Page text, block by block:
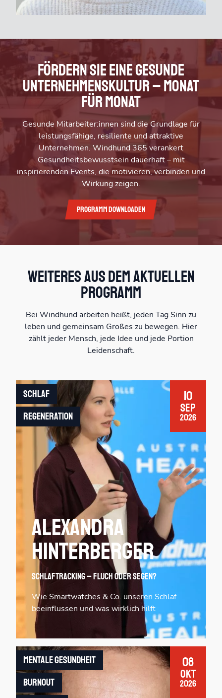
Fördern Sie eine gesunde
Unternehmenskultur – Monat
für Monat
Gesunde Mitarbeiter:innen sind die Grundlage für
leistungsfähige, resiliente und attraktive
Unternehmen. Windhund 365 verankert
Gesundheitsbewusstsein dauerhaft – mit
inspirierenden Events, die motivieren, verbinden und
Wirkung zeigen.
Programm downloaden
Weiteres aus dem aktuellen
Programm
Bei Windhund arbeiten heißt, jeden Tag Sinn zu
leben und gemeinsam Großes zu bewegen. Hier
zählt jeder Mensch, jede Idee und jede Portion
Leidenschaft.
10
Sep
2026
Schlaf
Regeneration
Alexandra
Hinterberger
Schlaftracking – Fluch oder Segen?
Wie Smartwatches & Co. unseren Schlaf
beeinflussen und was wirklich hilft
08
Okt
2026
Mentale Gesundheit
Burnout